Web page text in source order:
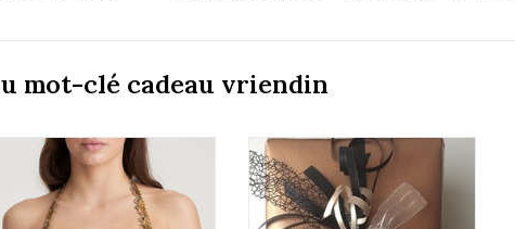
mot-clé cadeau vriendin
Marie Jo Jane 0101336 (gold)
AJOUTER AU PANIER
cadeauverpakking
AJOUTER AU PANIER